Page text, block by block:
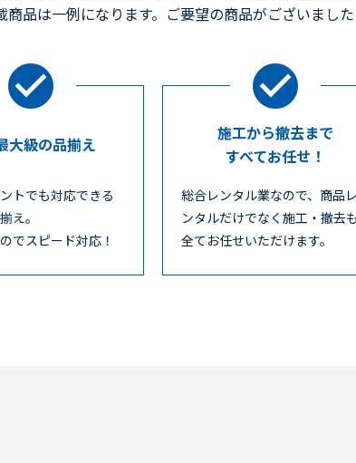
品は一例になります。ご要望の商品がございまし
大級の品揃え
トでも対応できる
え。
でスピード対応！
施工から撤去まで
すべてお任せ！
総合レンタル業なので、商品
ンタルだけでなく施工・撤去
全てお任せいただけます。